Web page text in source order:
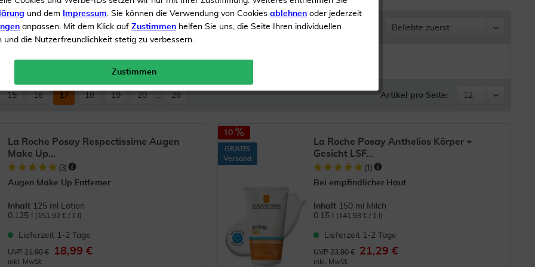
Sortieren nach
15 16 17 18 19 20 ... 26 Artikel pro Seite:
La Roche Posay Respectissime Augen
Make Up...
(3)
Augen Make Up Entferner
Inhalt 125 ml Lotion
0.125 l
(151,92 € / 1 l)
Lieferzeit 1-2 Tage
UVP 21,90 € 18,99 €
inkl. MwSt.
10
GRATIS
Versand
La Roche Posay Anthelios Körper +
Gesicht LSF...
(1)
Bei empfindlicher Haut
Inhalt 150 ml Milch
0.15 l
(141,93 € / 1 l)
Lieferzeit 1-2 Tage
UVP 23,90 € 21,29 €
inkl. MwSt.
und dem Impressum. Sie können die Verwendung von Cookies ablehnen oder jederzeit
anpassen. Mit dem Klick auf Zustimmen helfen Sie uns, die Seite Ihren individuellen
und die Nutzerfreundlichkeit stetig zu verbessern.
Zustimmen